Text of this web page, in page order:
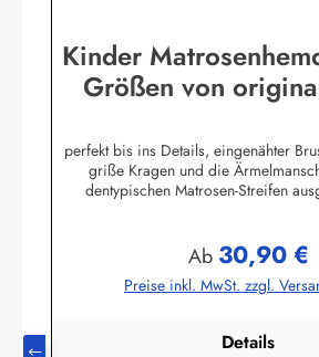
Kinder
Größen von
perfekt bis ins Details, eingenähter
griße Kragen und die
dentypischen Matrosen-Streifen
Wittmundinfo@modas-
Regulärer Preis:
Ab 30,90 €
Preise inkl. MwSt. zzgl.
Details